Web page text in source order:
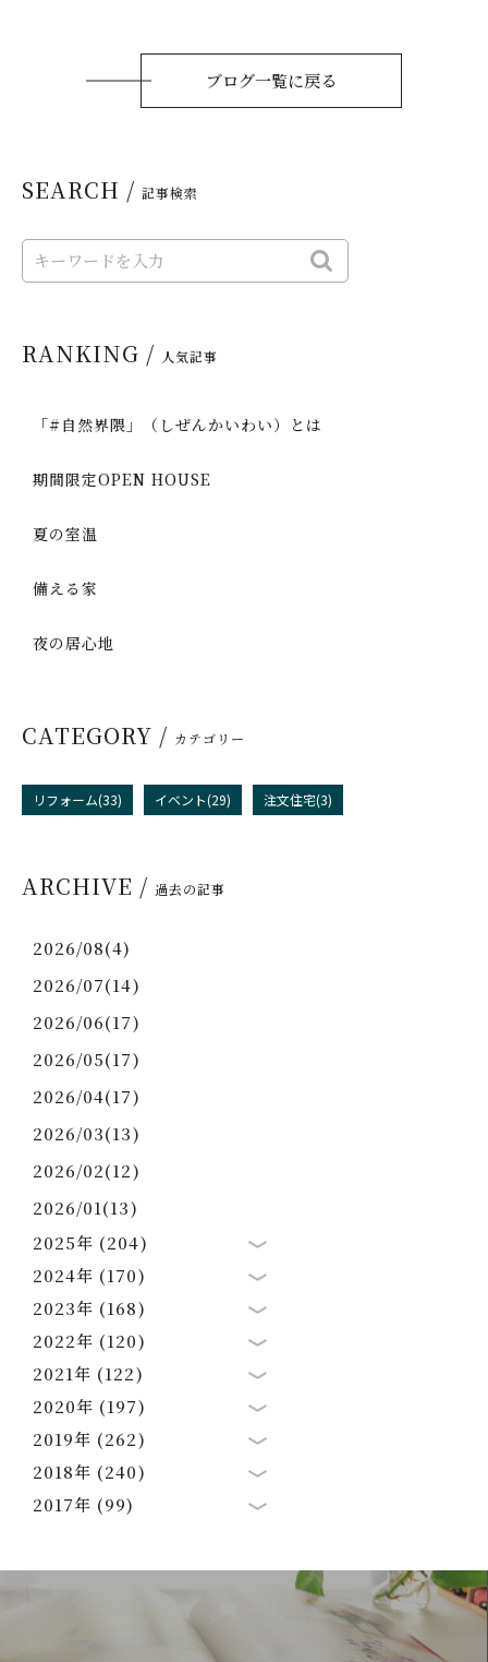
ブログ一覧に戻る
SEARCH / 記事検索
RANKING / 人気記事
「#自然界隈」（しぜんかいわい）とは
期間限定OPEN HOUSE
夏の室温
備える家
夜の居心地
CATEGORY / カテゴリー
リフォーム(33) イベント(29) 注文住宅(3)
ARCHIVE / 過去の記事
2026/08(4)
2026/07(14)
2026/06(17)
2026/05(17)
2026/04(17)
2026/03(13)
2026/02(12)
2026/01(13)
2025年 (204)
2024年 (170)
2023年 (168)
2022年 (120)
2021年 (122)
2020年 (197)
2019年 (262)
2018年 (240)
2017年 (99)